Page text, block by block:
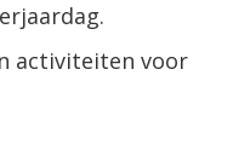
activiteiten voor